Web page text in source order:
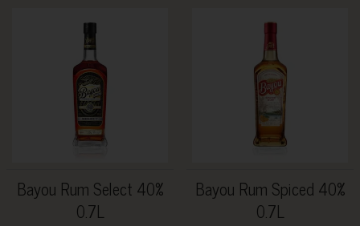
Bayou Rum Select 40%
0.7L
Bayou Rum Spiced 40%
0.7L